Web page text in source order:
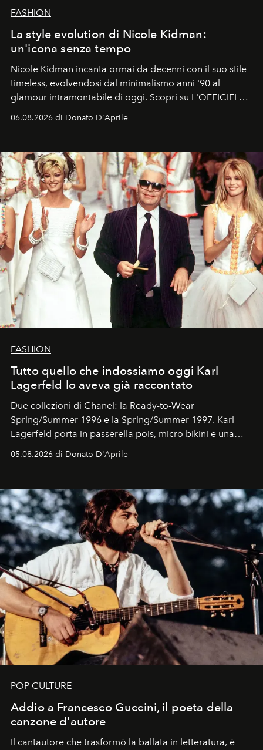
FASHION
La style evolution di Nicole Kidman:
un'icona senza tempo
Nicole Kidman incanta ormai da decenni con il suo stile
timeless, evolvendosi dal minimalismo anni '90 al
glamour intramontabile di oggi. Scopri su L'OFFICIEL
Italia la sua style evolution.
06.08.2026 di Donato D'Aprile
FASHION
Tutto quello che indossiamo oggi Karl
Lagerfeld lo aveva già raccontato
Due collezioni di Chanel: la Ready-to-Wear
Spring/Summer 1996 e la Spring/Summer 1997. Karl
Lagerfeld porta in passerella pois, micro bikini e una
logomania pensata per la spiaggia
Kate, Claudia e Carla una dietro l'altra. Trent'anni dopo,
uno dei documenti più contemporanei che abbiamo.
05.08.2026 di Donato D'Aprile
POP CULTURE
Addio a Francesco Guccini, il poeta della
canzone d'autore
Il cantautore che trasformò la ballata in letteratura, è